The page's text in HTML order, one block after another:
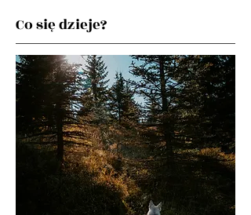
Co się dzieje?